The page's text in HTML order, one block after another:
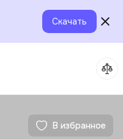
Скачать
В избранное